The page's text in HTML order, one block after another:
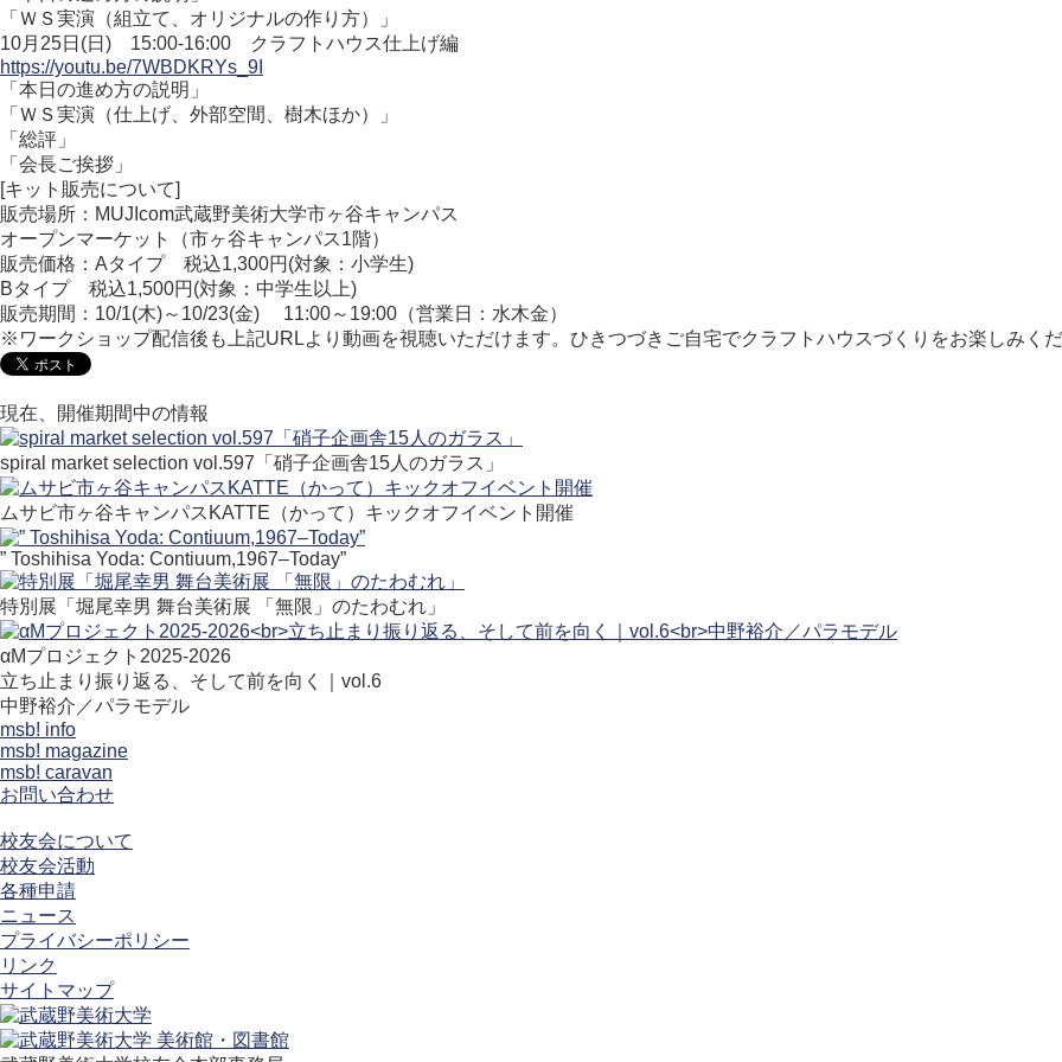
「ＷＳ実演（組立て、オリジナルの作り方）」
10月25日(日) 15:00-16:00 クラフトハウス仕上げ編
https://youtu.be/7WBDKRYs_9I
「本日の進め方の説明」
「ＷＳ実演（仕上げ、外部空間、樹木ほか）」
「総評」
「会長ご挨拶」
[キット販売について]
販売場所：MUJIcom武蔵野美術大学市ヶ谷キャンパス
オープンマーケット（市ヶ谷キャンパス1階）
販売価格：Aタイプ 税込1,300円(対象：小学生)
Bタイプ 税込1,500円(対象：中学生以上)
販売期間：10/1(木)～10/23(金) 11:00～19:00（営業日：水木金）
※ワークショップ配信後も上記URLより動画を視聴いただけます。ひきつづきご自宅でクラフトハウスづくりをお楽しみく
現在、開催期間中の情報
spiral market selection vol.597「硝子企画舎15人のガラス」
ムサビ市ヶ谷キャンパスKATTE（かって）キックオフイベント開催
” Toshihisa Yoda: Contiuum,1967–Today”
特別展「堀尾幸男 舞台美術展 「無限」のたわむれ」
αMプロジェクト2025-2026
立ち止まり振り返る、そして前を向く｜vol.6
中野裕介／パラモデル
msb! info
msb! magazine
msb! caravan
お問い合わせ
校友会について
校友会活動
各種申請
ニュース
プライバシーポリシー
リンク
サイトマップ